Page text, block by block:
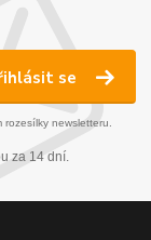
se
rozesílky newsletteru.
za 14 dní.